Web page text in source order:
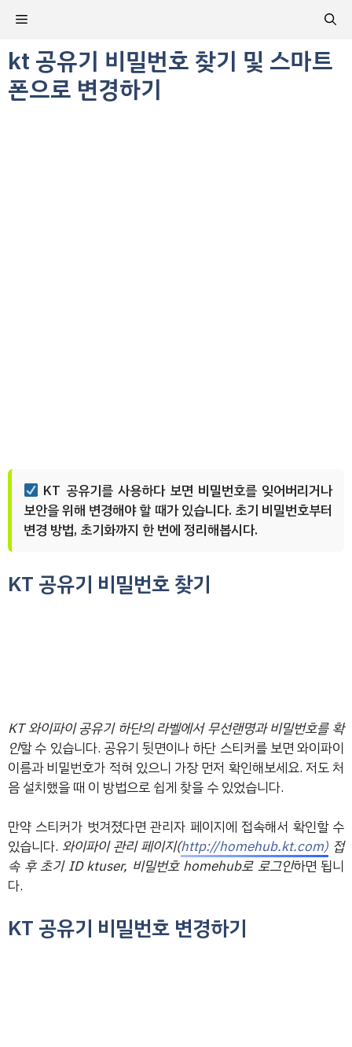
츠
로
건
메
뉴
kt 공유기 비밀번호 찾기 및 스마트
폰으로 변경하기
KT 공유기를 사용하다 보면 비밀번호를 잊어버리거나
보안을 위해 변경해야 할 때가 있습니다. 초기 비밀번호부터
변경 방법, 초기화까지 한 번에 정리해봅시다.
KT 공유기 비밀번호 찾기
KT 와이파이 공유기 하단의 라벨에서 무선랜명과 비밀번호를 확
인할 수 있습니다. 공유기 뒷면이나 하단 스티커를 보면 와이파이
이름과 비밀번호가 적혀 있으니 가장 먼저 확인해보세요. 저도 처
음 설치했을 때 이 방법으로 쉽게 찾을 수 있었습니다.
만약 스티커가 벗겨졌다면 관리자 페이지에 접속해서 확인할 수
있습니다. 와이파이 관리 페이지(http://homehub.kt.com) 접
속 후 초기 ID ktuser, 비밀번호 homehub로 로그인하면 됩니
다.
KT 공유기 비밀번호 변경하기